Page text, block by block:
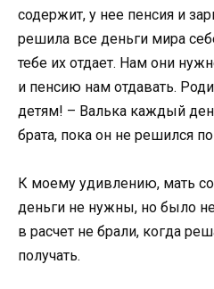
содержит, у нее пенсия и
решила все деньги мира
тебе их отдает. Нам они
и пенсию нам отдавать.
детям! – Валька каждый
брата, пока он не решился
К моему удивлению, мать
деньги не нужны, но было
в расчет не брали, когда
получать.